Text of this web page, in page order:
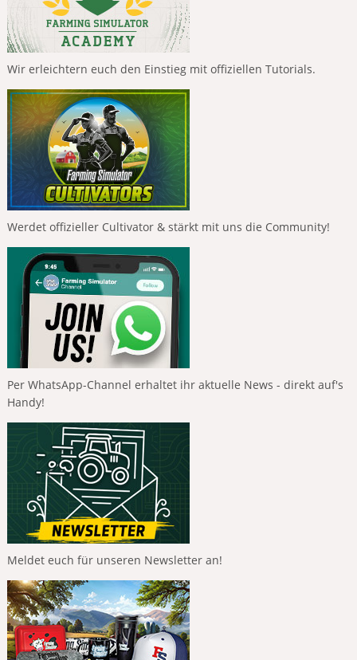
Wir erleichtern euch den Einstieg mit offiziellen Tutorials.
Werdet offizieller Cultivator & stärkt mit uns die Community!
Per WhatsApp-Channel erhaltet ihr aktuelle News - direkt auf's
Handy!
Meldet euch für unseren Newsletter an!